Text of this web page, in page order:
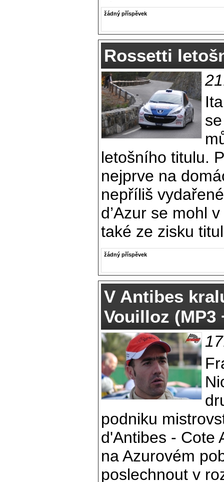
žádný příspěvek
Rossetti
letošního titulu.
nejprve na
nepříliš
d’Azur se mohl
také ze zisku
žádný příspěvek
V Antibes
Vouilloz (MP3
podniku
d'Antibes - Cote
na Azurovém
poslechnout v